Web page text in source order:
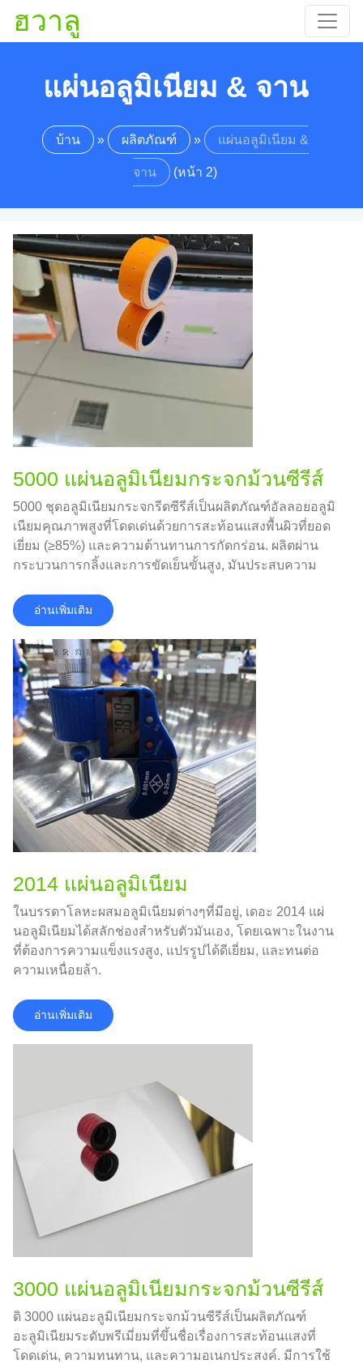
ฮวาลู
แผ่นอลูมิเนียม & จาน
บ้าน » ผลิตภัณฑ์ » แผ่นอลูมิเนียม &
จาน (หน้า 2)
5000 แผ่นอลูมิเนียมกระจกม้วนซีรีส์
5000 ชุดอลูมิเนียมกระจกรีดซีรีส์เป็นผลิตภัณฑ์อัลลอยอลูมิ
เนียมคุณภาพสูงที่โดดเด่นด้วยการสะท้อนแสงพื้นผิวที่ยอด
เยี่ยม (≥85%) และความต้านทานการกัดกร่อน. ผลิตผ่าน
กระบวนการกลิ้งและการขัดเย็นขั้นสูง, มันประสบความ
และความสามารถในการก่อตัวของ 5000 โลหะผสมซีรีส์.
อ่านเพิ่มเติม
2014 แผ่นอลูมิเนียม
ในบรรดาโลหะผสมอลูมิเนียมต่างๆที่มีอยู่, เดอะ 2014 แผ่
นอลูมิเนียมได้สลักช่องสำหรับตัวมันเอง, โดยเฉพาะในงาน
ที่ต้องการความแข็งแรงสูง, แปรรูปได้ดีเยี่ยม, และทนต่อ
ความเหนื่อยล้า.
อ่านเพิ่มเติม
3000 แผ่นอลูมิเนียมกระจกม้วนซีรีส์
ดิ 3000 แผ่นอะลูมิเนียมกระจกม้วนซีรีส์เป็นผลิตภัณฑ์
อะลูมิเนียมระดับพรีเมี่ยมที่ขึ้นชื่อเรื่องการสะท้อนแสงที่
โดดเด่น, ความทนทาน, และความอเนกประสงค์. มีการใช้